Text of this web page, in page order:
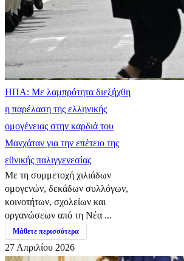
ΗΠΑ: Με λαμπρότητα διεξήχθη
η παρέλαση της ελληνικής
ομογένειας στην καρδιά του
Μανχάταν για την επέτειο της
εθνικής παλιγγενεσίας
Με τη συμμετοχή χιλιάδων
ομογενών, δεκάδων συλλόγων,
κοινοτήτων, σχολείων και
οργανώσεων από τη Νέα ...
Μάθετε περισσότερα
27 Απριλίου 2026